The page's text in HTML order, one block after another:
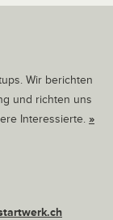
Wir berichten
und richten uns
Interessierte. »